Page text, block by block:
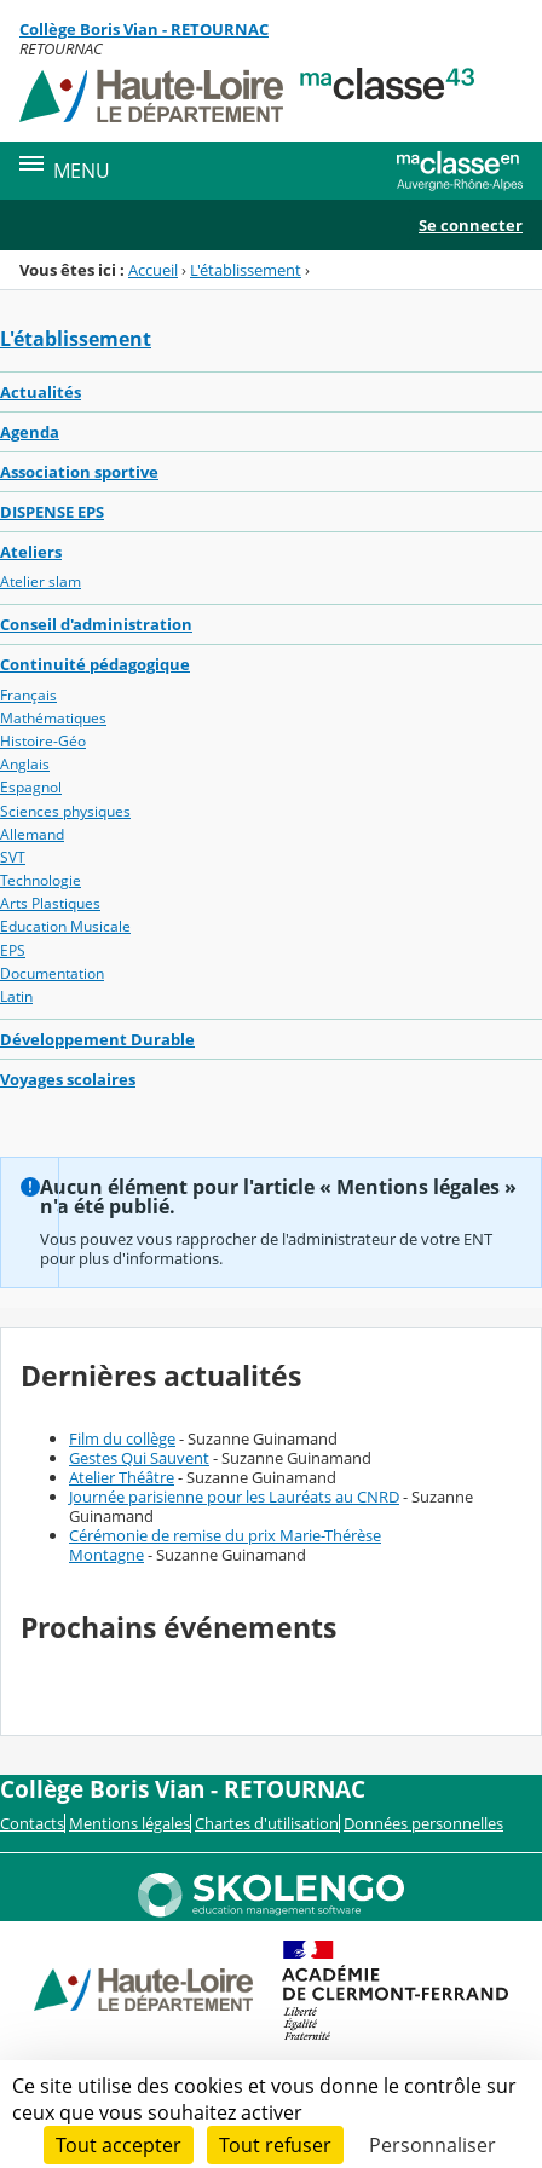
Menu de la rubrique
Contenu
Collège Boris Vian - RETOURNAC
RETOURNAC
MENU
Se connecter
Vous êtes ici : Accueil› L'établissement›
L'établissement
Actualités
Agenda
Association sportive
DISPENSE EPS
Ateliers
Atelier slam
Conseil d'administration
Continuité pédagogique
Français
Mathématiques
Histoire-Géo
Anglais
Espagnol
Sciences physiques
Allemand
SVT
Technologie
Arts Plastiques
Education Musicale
EPS
Documentation
Latin
Développement Durable
Voyages scolaires
Aucun élément pour l'article « Mentions légales »
n'a été publié.
Vous pouvez vous rapprocher de l'administrateur de votre ENT
pour plus d'informations.
Dernières actualités
Film du collège- Suzanne Guinamand
Gestes Qui Sauvent- Suzanne Guinamand
Atelier Théâtre- Suzanne Guinamand
Journée parisienne pour les Lauréats au CNRD- Suzanne
Guinamand
Cérémonie de remise du prix Marie-Thérèse
Montagne- Suzanne Guinamand
Prochains événements
Collège Boris Vian - RETOURNAC
Contacts Mentions légales Chartes d'utilisation Données personnelles
Ce site utilise des cookies et vous donne le contrôle sur
ceux que vous souhaitez activer
Tout accepter
Tout refuser Personnaliser